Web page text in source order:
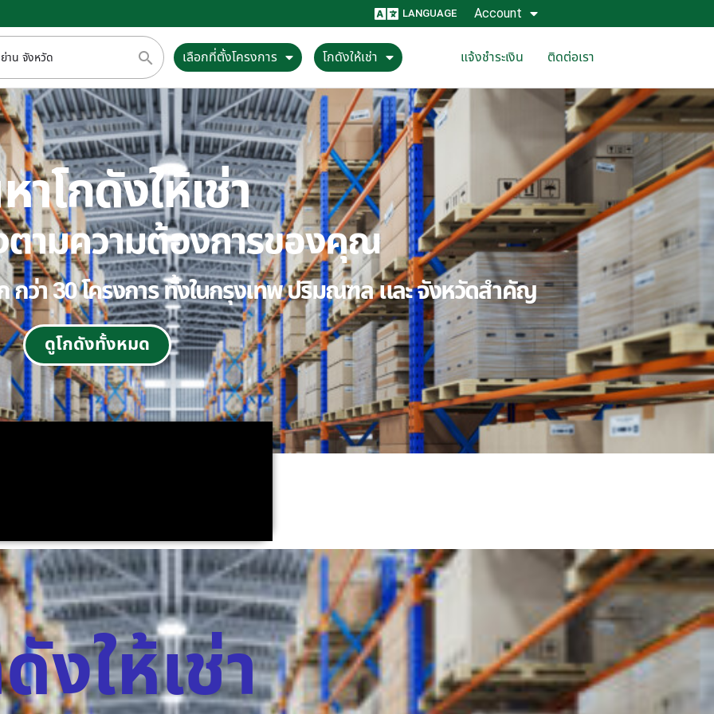
LANGUAGE Account
เลือกที่ตั้งโครงการ โกดังให้เช่า แจ้งชำระเงิน ติดต่อเรา
โกดังให้เช่า
ตามความต้องการของคุณ
กว่า 30 โครงการ ทั้งในกรุงเทพ ปริมณฑล และ จังหวัดสำคัญ
ดูโกดังทั้งหมด
งให้เช่า